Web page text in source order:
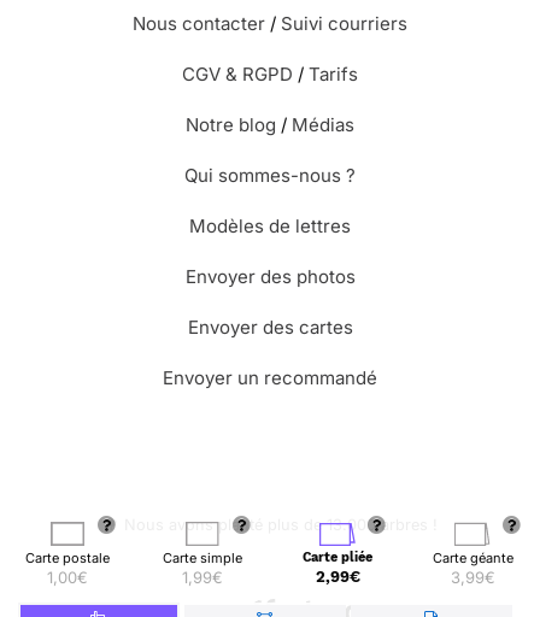
Carte postale
1,00€
Carte simple
1,99€
Carte pliée
2,99€
Carte géante
3,99€
Nous contacter / Suivi courriers
CGV & RGPD / Tarifs
Notre blog / Médias
Qui sommes-nous ?
Modèles de lettres
Envoyer des photos
Envoyer des cartes
Envoyer un recommandé
🌳 Nous avons planté plus de 13.000 arbres !